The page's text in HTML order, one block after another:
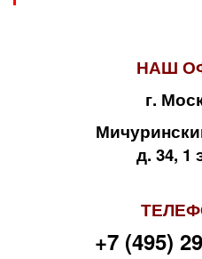
НАШ
г.
д. 34, 1
+7 (495)